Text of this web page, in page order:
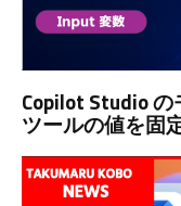
Copilot Studio
ツールの値を固